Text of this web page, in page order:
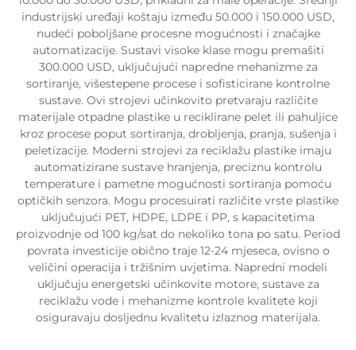
industrijski uređaji koštaju između 50.000 i 150.000 USD,
nudeći poboljšane procesne mogućnosti i značajke
automatizacije. Sustavi visoke klase mogu premašiti
300.000 USD, uključujući napredne mehanizme za
sortiranje, višestepene procese i sofisticirane kontrolne
sustave. Ovi strojevi učinkovito pretvaraju različite
materijale otpadne plastike u reciklirane pelet ili pahuljice
kroz procese poput sortiranja, drobljenja, pranja, sušenja i
peletizacije. Moderni strojevi za reciklažu plastike imaju
automatizirane sustave hranjenja, preciznu kontrolu
temperature i pametne mogućnosti sortiranja pomoću
optičkih senzora. Mogu procesuirati različite vrste plastike
uključujući PET, HDPE, LDPE i PP, s kapacitetima
proizvodnje od 100 kg/sat do nekoliko tona po satu. Period
povrata investicije obično traje 12-24 mjeseca, ovisno o
veličini operacija i tržišnim uvjetima. Napredni modeli
uključuju energetski učinkovite motore, sustave za
reciklažu vode i mehanizme kontrole kvalitete koji
osiguravaju dosljednu kvalitetu izlaznog materijala.